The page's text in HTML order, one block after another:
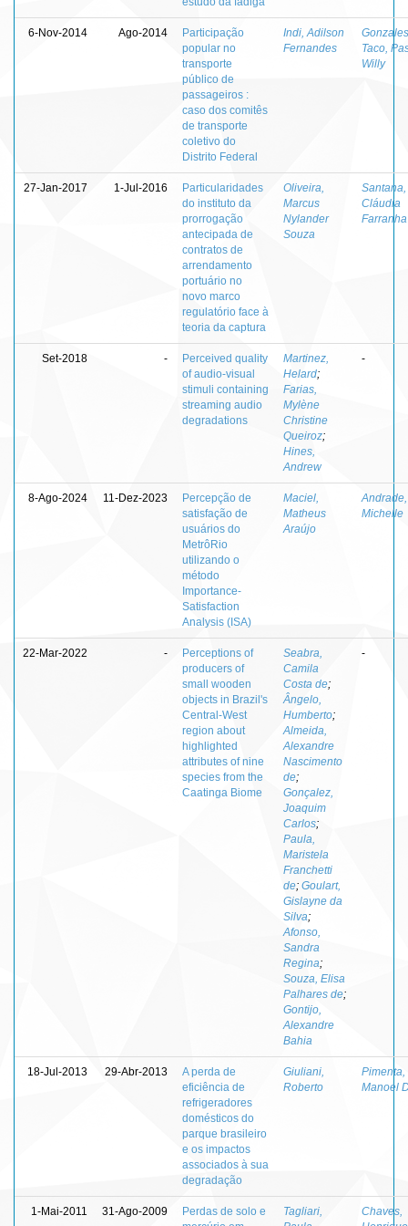
6-Nov-2014 Ago-2014
Participação
popular no
transporte
público de
passageiros :
caso dos comitês
de transporte
coletivo do
Distrito Federal
Indi, Adilson
Fernandes
Gonzales
Taco,
Willy
27-Jan-2017 1-Jul-2016
Particularidades
do instituto da
prorrogação
antecipada de
contratos de
arrendamento
portuário no
novo marco
regulatório face à
teoria da captura
Oliveira,
Marcus
Nylander
Souza
Cláudia
Farranha
Set-2018 -
Perceived quality
of audio-visual
stimuli containing
streaming audio
degradations
Martinez,
Helard;
Farias,
Mylène
Christine
Queiroz;
Hines,
Andrew
-
8-Ago-2024 11-Dez-2023
Percepção de
satisfação de
usuários do
MetrôRio
utilizando o
método
Importance-
Satisfaction
Analysis (ISA)
Maciel,
Matheus
Araújo
Andrade,
Michelle
22-Mar-2022 -
Perceptions of
producers of
small wooden
objects in Brazil's
Central-West
region about
highlighted
attributes of nine
species from the
Caatinga Biome
Seabra,
Camila
Costa de;
Ângelo,
Humberto;
Almeida,
Alexandre
Nascimento
de;
Gonçalez,
Joaquim
Carlos;
Paula,
Maristela
Franchetti
de; Goulart,
Gislayne da
Silva;
Afonso,
Sandra
Regina;
Souza, Elisa
Palhares de;
Gontijo,
Alexandre
Bahia
-
18-Jul-2013 29-Abr-2013
A perda de
eficiência de
refrigeradores
domésticos do
parque brasileiro
e os impactos
associados à sua
degradação
Giuliani,
Roberto
Pimenta,
Manoel
1-Mai-2011 31-Ago-2009
Perdas de solo e
Tagliari,
Chaves,